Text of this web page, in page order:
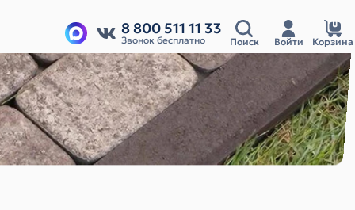
8 800 511 11 33
Звонок бесплатно Поиск Войти Корзина